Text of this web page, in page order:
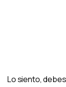
Lo siento,